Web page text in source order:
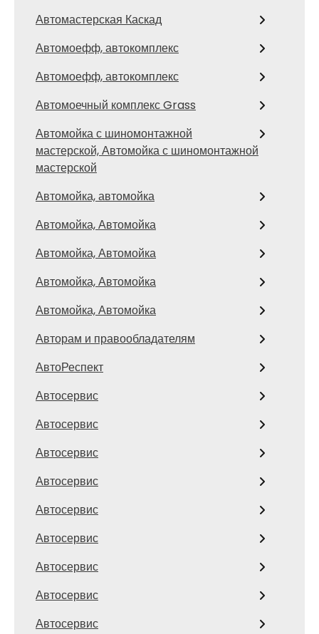
Автомастерская Каскад
Автомоефф, автокомплекс
Автомоефф, автокомплекс
Автомоечный комплекс Grass
Автомойка с шиномонтажной
мастерской, Автомойка с шиномонтажной
мастерской
Автомойка, автомойка
Автомойка, Автомойка
Автомойка, Автомойка
Автомойка, Автомойка
Автомойка, Автомойка
Авторам и правообладателям
АвтоРеспект
Автосервис
Автосервис
Автосервис
Автосервис
Автосервис
Автосервис
Автосервис
Автосервис
Автосервис